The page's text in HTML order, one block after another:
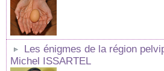
Les énigmes de la région
Michel ISSARTEL